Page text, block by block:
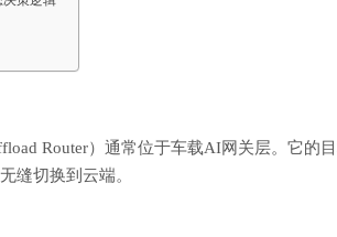
Router）通常位于车载AI网关层。它的
缝切换到云端。